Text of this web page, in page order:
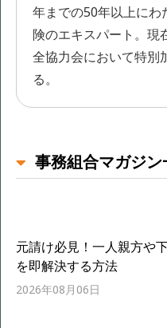
年までの50年以上に
険のエキスパート。現
全協力会において特別
る。
事務組合マガジン
元請け必見！一人親方や
を即解決する方法
2026年08月06日